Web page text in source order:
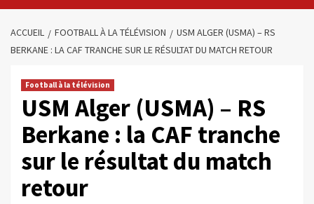
ACCUEIL FOOTBALL À LA TÉLÉVISION
USM ALGER (USMA) – RS
BERKANE : LA CAF TRANCHE SUR LE RÉSULTAT DU MATCH RETOUR
Football à la télévision
USM Alger (USMA) – RS
Berkane : la CAF tranche
sur le résultat du match
retour